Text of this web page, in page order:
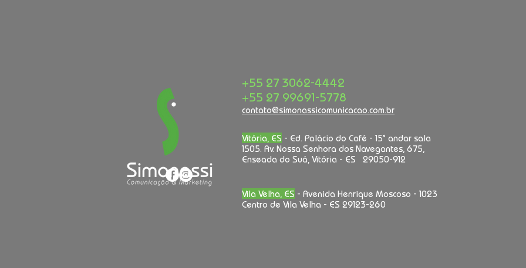
+55 27 3062-4442
+55 27 99691-5778
contato@simonassicomunicacao.com.br
Vitória, ES - Ed. Palácio do Café - 15° andar sala
1505. Av. Nossa Senhora dos Navegantes, 675,
Enseada do Suá, Vitória - ES 29050-912
Vila Velha, ES - Avenida Henrique Moscoso - 1023
Centro de Vila Velha - ES 29123-260